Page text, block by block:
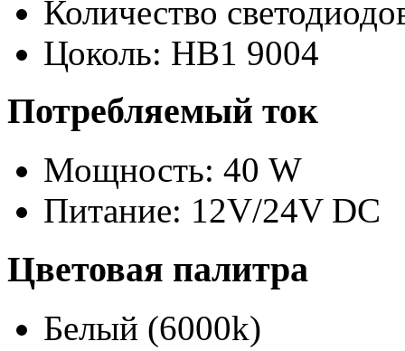
Количество
Цоколь: HB1 9004
Потребляемый ток
Мощность: 40 W
Питание: 12V/24V DC
Цветовая палитра
Белый (6000k)